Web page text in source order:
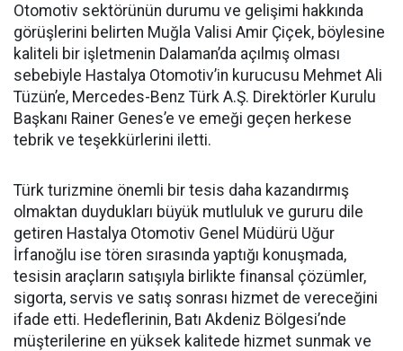
Otomotiv sektörünün durumu ve gelişimi hakkında
görüşlerini belirten Muğla Valisi Amir Çiçek, böylesine
kaliteli bir işletmenin Dalaman’da açılmış olması
sebebiyle Hastalya Otomotiv’in kurucusu Mehmet Ali
Tüzün’e, Mercedes-Benz Türk A.Ş. Direktörler Kurulu
Başkanı Rainer Genes’e ve emeği geçen herkese
tebrik ve teşekkürlerini iletti.
Türk turizmine önemli bir tesis daha kazandırmış
olmaktan duydukları büyük mutluluk ve gururu dile
getiren Hastalya Otomotiv Genel Müdürü Uğur
İrfanoğlu ise tören sırasında yaptığı konuşmada,
tesisin araçların satışıyla birlikte finansal çözümler,
sigorta, servis ve satış sonrası hizmet de vereceğini
ifade etti. Hedeflerinin, Batı Akdeniz Bölgesi’nde
müşterilerine en yüksek kalitede hizmet sunmak ve